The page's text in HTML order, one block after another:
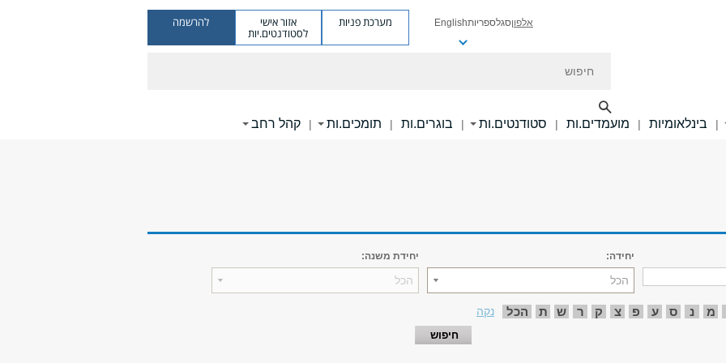
אלפוןסגלספריותEnglish מערכת פניות אזור אישי
לסטודנטים.יות
להרשמה
| בינלאומיות | מועמדים.ות | סטודנטים.ות | בוגרים.ות | תומכים.ות | קהל רחב
יחידה:
הכל
יחידת משנה:
הכל
מ נ ס ע פ צ ק ר ש ת הכל נקה